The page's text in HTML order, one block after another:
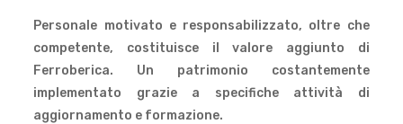
Personale motivato e responsabilizzato, oltre che
competente, costituisce il valore aggiunto di
Ferroberica. Un patrimonio costantemente
implementato grazie a specifiche attività di
aggiornamento e formazione.